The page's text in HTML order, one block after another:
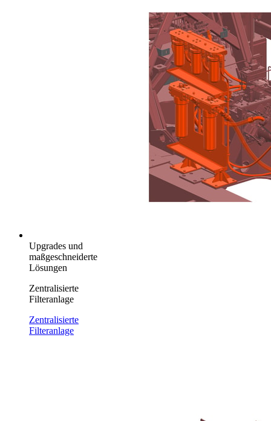
Upgrades und
maßgeschneiderte
Lösungen
Zentralisierte
Filteranlage
Zentralisierte
Filteranlage